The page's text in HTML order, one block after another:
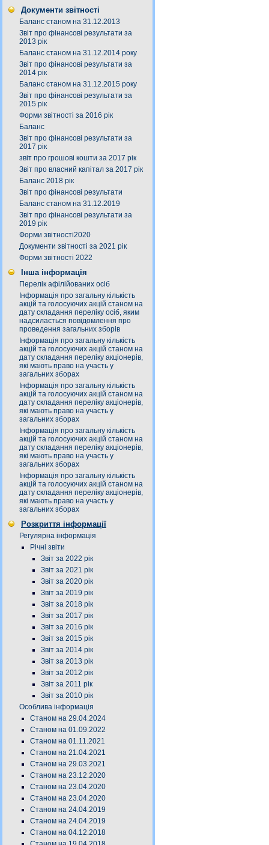
Документи звітності
Баланс станом на 31.12.2013
Звіт про фінансові результати за
2013 рік
Баланс станом на 31.12.2014 року
Звіт про фінансові результати за
2014 рік
Баланс станом на 31.12.2015 року
Звіт про фінансові результати за
2015 рік
Форми звітності за 2016 рік
Баланс
Звіт про фінансові результати за
2017 рік
звіт про грошові кошти за 2017 рік
Звіт про власний капітал за 2017 рік
Баланс 2018 рік
Звіт про фінансові результати
Баланс станом на 31.12.2019
Звіт про фінансові результати за
2019 рік
Форми звітності2020
Документи звітності за 2021 рік
Форми звітності 2022
Інша інформація
Перелік афілійованих осіб
Інформація про загальну кількість
акцій та голосуючих акцій станом на
дату складання переліку осіб, яким
надсилається повідомлення про
проведення загальних зборів
Інформація про загальну кількість
акцій та голосуючих акцій станом на
дату складання переліку акціонерів,
які мають право на участь у
загальних зборах
Інформація про загальну кількість
акцій та голосуючих акцій станом на
дату складання переліку акціонерів,
які мають право на участь у
загальних зборах
Інформація про загальну кількість
акцій та голосуючих акцій станом на
дату складання переліку акціонерів,
які мають право на участь у
загальних зборах
Інформація про загальну кількість
акцій та голосуючих акцій станом на
дату складання переліку акціонерів,
які мають право на участь у
загальних зборах
Розкриття інформації
Регулярна інформація
Річні звіти
Звіт за 2022 рік
Звіт за 2021 рік
Звіт за 2020 рік
Звіт за 2019 рік
Звіт за 2018 рік
Звіт за 2017 рік
Звіт за 2016 рік
Звіт за 2015 рік
Звіт за 2014 рік
Звіт за 2013 рік
Звіт за 2012 рік
Звіт за 2011 рік
Звіт за 2010 рік
Особлива інформація
Станом на 29.04.2024
Станом на 01.09.2022
Станом на 01.11.2021
Станом на 21.04.2021
Станом на 29.03.2021
Станом на 23.12.2020
Станом на 23.04.2020
Станом на 23.04.2020
Станом на 24.04.2019
Станом на 24.04.2019
Станом на 04.12.2018